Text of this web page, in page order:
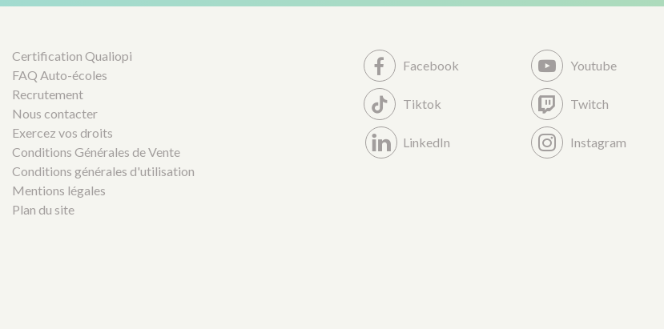
Certification Qualiopi
FAQ Auto-écoles
Recrutement
Nous contacter
Exercez vos droits
Conditions Générales de Vente
Conditions générales d'utilisation
Mentions légales
Plan du site
Facebook Youtube
Tiktok Twitch
LinkedIn Instagram